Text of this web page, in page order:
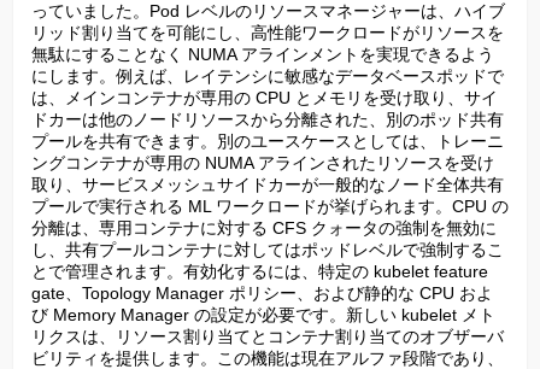
っていました。Pod レベルのリソースマネージャーは、ハイブ
リッド割り当てを可能にし、高性能ワークロードがリソースを
無駄にすることなく NUMA アラインメントを実現できるよう
にします。例えば、レイテンシに敏感なデータベースポッドで
は、メインコンテナが専用の CPU とメモリを受け取り、サイ
ドカーは他のノードリソースから分離された、別のポッド共有
プールを共有できます。別のユースケースとしては、トレーニ
ングコンテナが専用の NUMA アラインされたリソースを受け
取り、サービスメッシュサイドカーが一般的なノード全体共有
プールで実行される ML ワークロードが挙げられます。CPU の
分離は、専用コンテナに対する CFS クォータの強制を無効に
し、共有プールコンテナに対してはポッドレベルで強制するこ
とで管理されます。有効化するには、特定の kubelet feature
gate、Topology Manager ポリシー、および静的な CPU およ
び Memory Manager の設定が必要です。新しい kubelet メト
リクスは、リソース割り当てとコンテナ割り当てのオブザーバ
ビリティを提供します。この機能は現在アルファ段階であり、